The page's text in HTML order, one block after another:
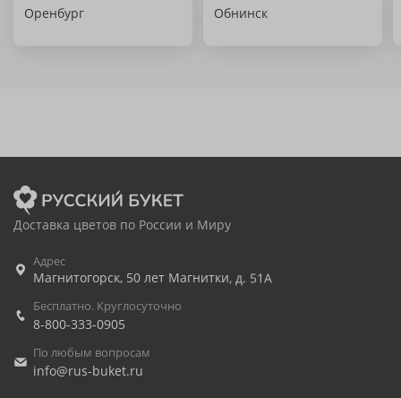
Оренбург Обнинск
Доставка цветов по России и Миру
Адрес
Магнитогорск, 50 лет Магнитки, д. 51А
Бесплатно. Круглосуточно
8-800-333-0905
По любым вопросам
info@rus-buket.ru